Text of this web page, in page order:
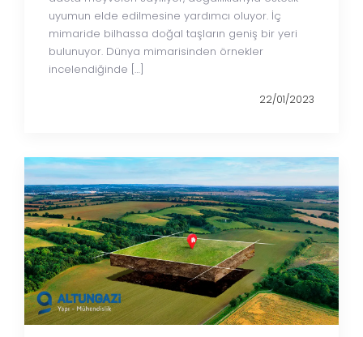
uyumun elde edilmesine yardımcı oluyor. İç
mimaride bilhassa doğal taşların geniş bir yeri
bulunuyor. Dünya mimarisinden örnekler
incelendiğinde […]
22/01/2023